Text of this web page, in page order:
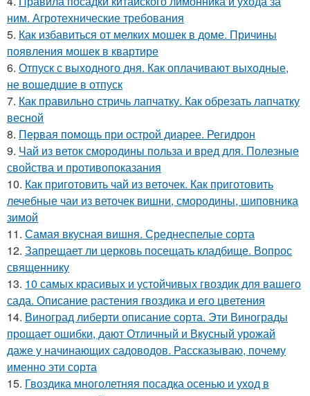
ним. Агротехнические требования
5. Как избавиться от мелких мошек в доме. Причины
появления мошек в квартире
6. Отпуск с выходного дня. Как оплачивают выходные,
не вошедшие в отпуск
7. Как правильно стричь лапчатку. Как обрезать лапчатку
весной
8. Первая помощь при острой диарее. Регидрон
9. Чай из веток смородины польза и вред для. Полезные
свойства и противопоказания
10. Как приготовить чай из веточек. Как приготовить
лечебные чаи из веточек вишни, смородины, шиповника
зимой
11. Самая вкусная вишня. Среднеспелые сорта
12. Запрещает ли церковь посещать кладбище. Вопрос
священнику
13. 10 самых красивых и устойчивых гвоздик для вашего
сада. Описание растения гвоздика и его цветения
14. Виноград либерти описание сорта. Эти Винограды
прощает ошибки, дают Отличный и Вкусный урожай
даже у начинающих садоводов. Рассказываю, почему
именно эти сорта
15. Гвоздика многолетняя посадка осенью и уход в